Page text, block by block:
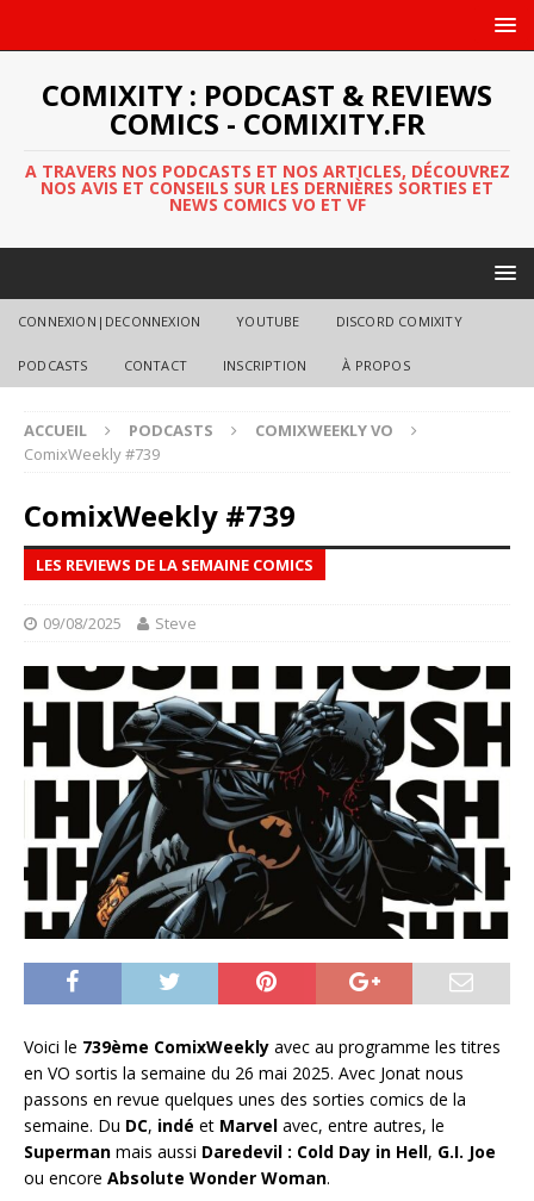
COMIXITY : PODCAST & REVIEWS
COMICS - COMIXITY.FR
A TRAVERS NOS PODCASTS ET NOS ARTICLES, DÉCOUVREZ
NOS AVIS ET CONSEILS SUR LES DERNIÈRES SORTIES ET
NEWS COMICS VO ET VF
CONNEXION|DECONNEXION YOUTUBE DISCORD COMIXITY
PODCASTS CONTACT INSCRIPTION À PROPOS
ACCUEIL PODCASTS
COMIXWEEKLY VO
ComixWeekly #739
ComixWeekly #739
LES REVIEWS DE LA SEMAINE COMICS
09/08/2025 Steve
Voici le 739ème ComixWeekly avec au programme les titres
en VO sortis la semaine du 26 mai 2025. Avec Jonat nous
passons en revue quelques unes des sorties comics de la
semaine. Du DC, indé et Marvel avec, entre autres, le
Superman mais aussi Daredevil : Cold Day in Hell, G.I. Joe
ou encore Absolute Wonder Woman.